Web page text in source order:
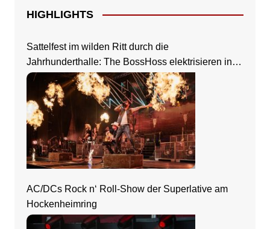
HIGHLIGHTS
Sattelfest im wilden Ritt durch die
Jahrhunderthalle: The BossHoss elektrisieren in
Frankfurt
AC/DCs Rock n‘ Roll-Show der Superlative am
Hockenheimring